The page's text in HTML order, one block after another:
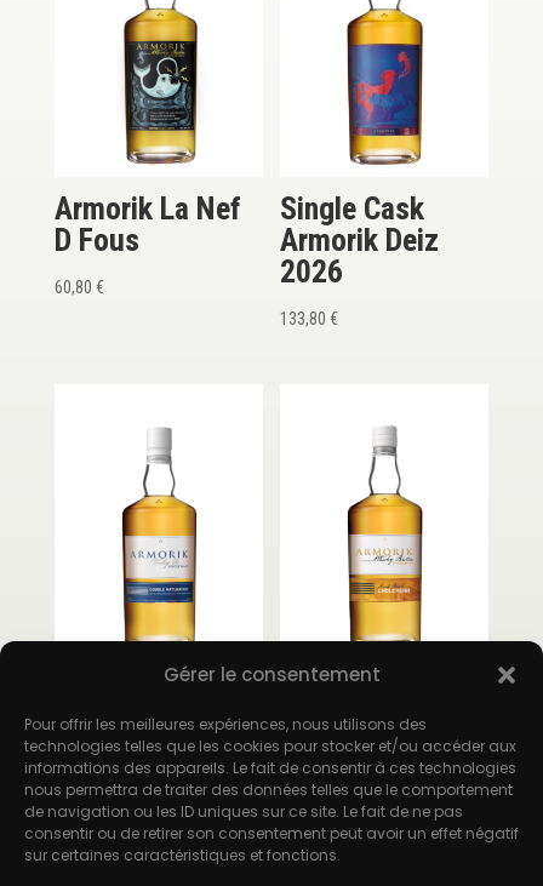
Gérer le consentement
Pour offrir les meilleures expériences, nous utilisons des
technologies telles que les cookies pour stocker et/ou accéder aux
informations des appareils. Le fait de consentir à ces technologies
nous permettra de traiter des données telles que le comportement
de navigation ou les ID uniques sur ce site. Le fait de ne pas
consentir ou de retirer son consentement peut avoir un effet négatif
sur certaines caractéristiques et fonctions.
Armorik La Nef
D Fous
60,80 €
Single Cask
Armorik Deiz
2026
133,80€
Armorik Double
Maturation
56,80€
Armorik
Chouchenn
57,80€